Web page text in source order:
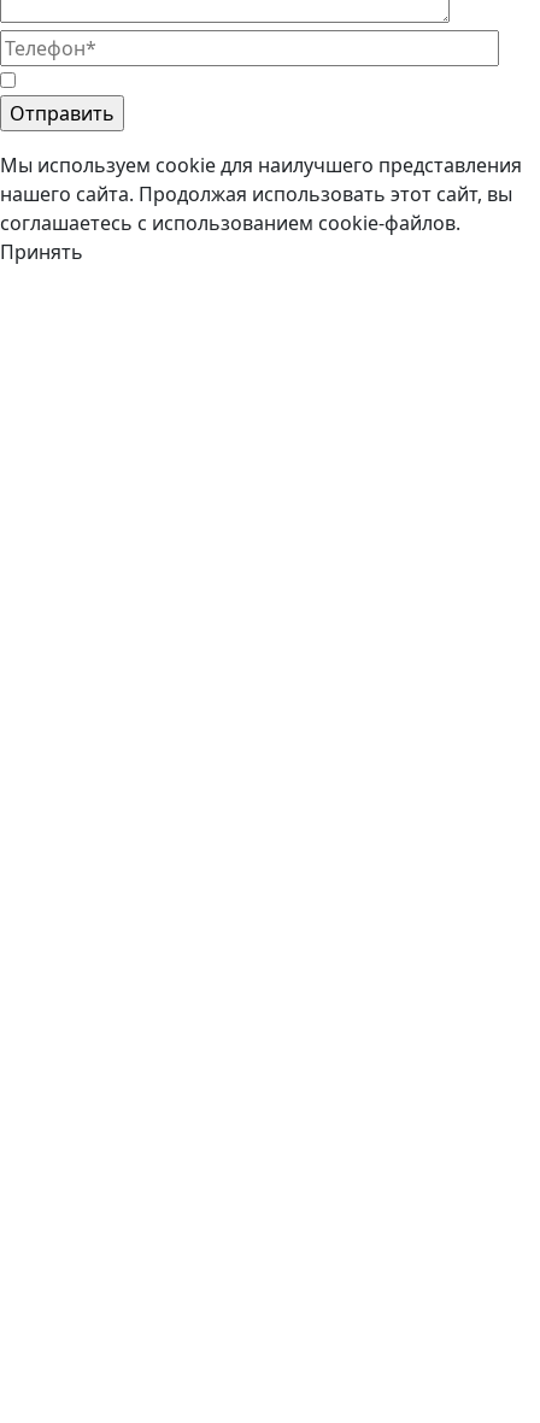
Мы используем cookie для наилучшего представления
нашего сайта. Продолжая использовать этот сайт, вы
соглашаетесь с использованием cookie-файлов.
Принять